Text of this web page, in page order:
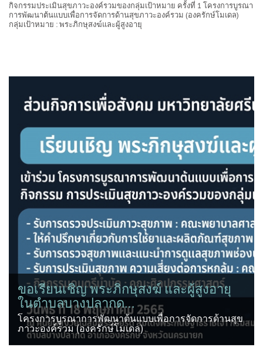
กิจกรรมประเมินสุขภาวะองค์รวมของกลุ่มเป้าหมาย ครั้งที่ 1 โครงการบูรณา
การพัฒนาต้นแบบเพื่อการจัดการด้านสุขภาวะองค์รวม (องครักษ์โมเดล)
กลุ่มเป้าหมาย : พระภิกษุสงฆ์และผู้สูงอายุ
ขอเรียนเชิญ พระภิกษุสงฆ์ และผู้สูงอายุ
ในตำบลบางปลากด...
โครงการบูรณาการพัฒนาต้นแบบเพื่อการจัดการด้านสุข
ภาวะองค์รวม (องครักษ์โมเดล)